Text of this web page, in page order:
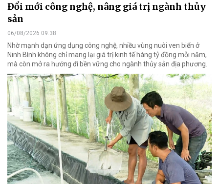
Đổi mới công nghệ, nâng giá trị ngành thủy
sản
06/08/2026 09:38
Nhờ mạnh dạn ứng dụng công nghệ, nhiều vùng nuôi ven biển ở
Ninh Bình không chỉ mang lại giá trị kinh tế hàng tỷ đồng mỗi năm,
mà còn mở ra hướng đi bền vững cho ngành thủy sản địa phương.